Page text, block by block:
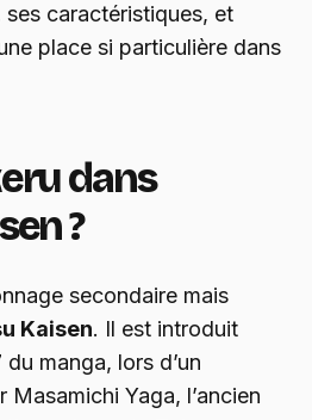
caractéristiques, et
place si particulière dans
dans
?
secondaire mais
Kaisen. Il est introduit
manga, lors d’un
Yaga, l’ancien